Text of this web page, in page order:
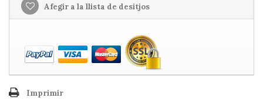
Afegir a la llista de desitjos
Imprimir